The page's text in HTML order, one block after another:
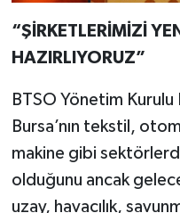
“ŞİRKETLERİMİZİ
HAZIRLIYORUZ”
BTSO Yönetim Kurulu
Bursa’nın tekstil,
makine gibi
olduğunu ancak
uzay, havacılık,